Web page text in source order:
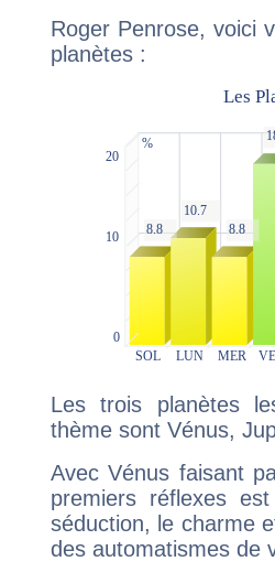
Roger Penrose, voici
planètes :
Les trois planètes
thème sont Vénus,
Avec Vénus faisant
premiers réflexes
séduction, le charme
des automatismes de